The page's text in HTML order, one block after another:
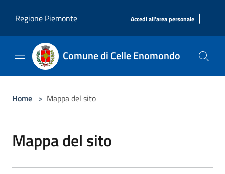
Regione Piemonte
Accedi all'area personale |
Comune di Celle Enomondo
Home > Mappa del sito
Mappa del sito